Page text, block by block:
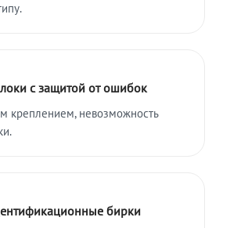
с защитой от ошибок
креплением, невозможность
бирки